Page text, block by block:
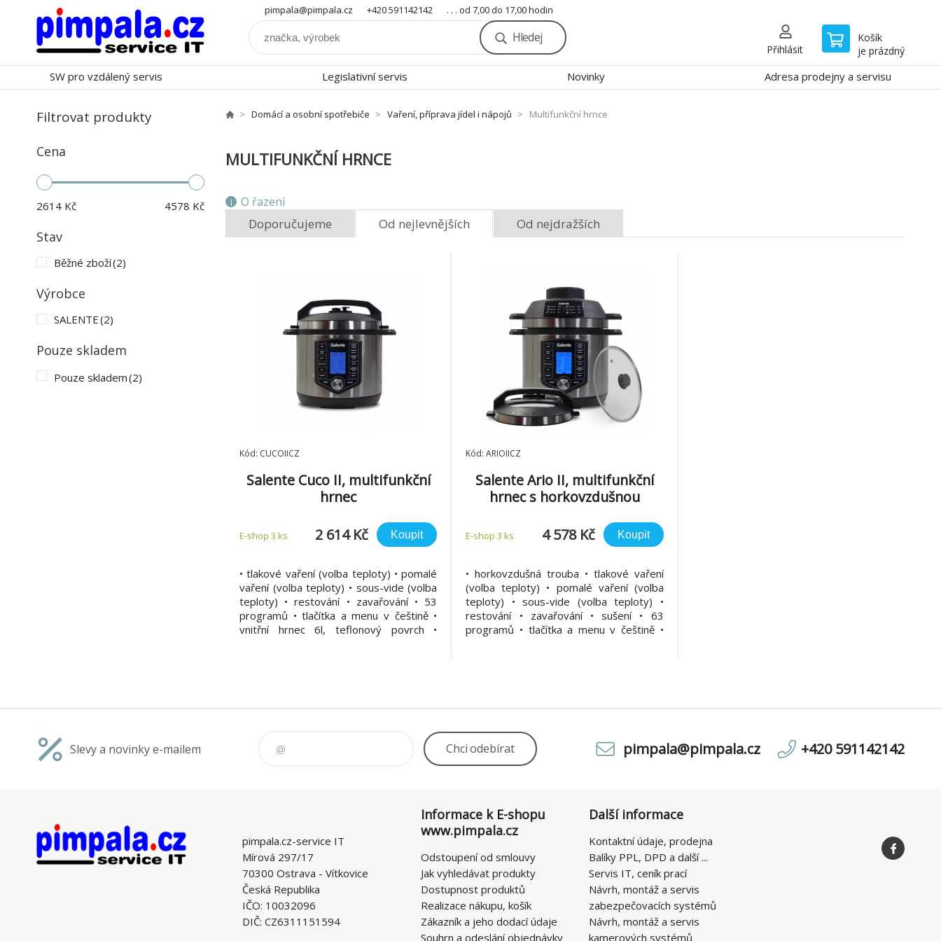
pimpala@pimpala.cz +420 591142142 . . . od 7,00 do 17,00 hodin
Hledej
Přihlásit
Košík
je prázdný
SW pro vzdálený servis Legislativní servis Novinky Adresa prodejny a servisu
Filtrovat produkty
Cena
2614 Kč 4578 Kč
Stav
Běžné zboží(2)
Výrobce
SALENTE(2)
Pouze skladem
Pouze skladem(2)
Domácí a osobní spotřebiče Vaření, příprava jídel i nápojů Multifunkční hrnce
MULTIFUNKČNÍ HRNCE
O řazení
Doporučujeme Od nejlevnějších Od nejdražších
Kód: CUCOIICZ
Salente Cuco II, multifunkční
hrnec
E-shop 3 ks 2 614 Kč Koupit
• tlakové vaření (volba teploty) • pomalé
vaření (volba teploty) • sous-vide (volba
teploty) • restování • zavařování • 53
programů • tlačítka a menu v češtině •
vnitřní hrnec 6l, teflonový povrch •
Kód: ARIOIICZ
Salente Ario II, multifunkční
hrnec s horkovzdušnou
E-shop 3 ks 4 578 Kč Koupit
• horkovzdušná trouba • tlakové vaření
(volba teploty) • pomalé vaření (volba
teploty) • sous-vide (volba teploty) •
restování • zavařování • sušení • 63
programů • tlačítka a menu v češtině •
Slevy a novinky e-mailem Chciodebírat pimpala@pimpala.cz +420 591142142
pimpala.cz-service IT
Mírová 297/17
70300 Ostrava - Vítkovice
Česká Republika
IČO: 10032096
DIČ: CZ6311151594
Informace k E-shopu
www.pimpala.cz
Odstoupení od smlouvy
Jak vyhledávat produkty
Dostupnost produktů
Realizace nákupu, košík
Zákazník a jeho dodací údaje
Souhrn a odeslání objednávky
Další informace
Kontaktní údaje, prodejna
Balíky PPL, DPD a další ...
Servis IT, ceník prací
Návrh, montáž a servis
zabezpečovacích systémů
Návrh, montáž a servis
kamerových systémů